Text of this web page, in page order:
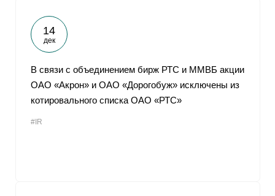
14
дек
В связи с объединением бирж РТС и ММВБ акции
ОАО «Акрон» и ОАО «Дорогобуж» исключены из
котировального списка ОАО «РТС»
#IR